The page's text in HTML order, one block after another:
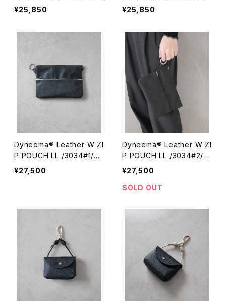
軽量ダイニーマレザー2WA
Yサコッシュ
¥25,850
軽量ダイニーマレザー2WA
Yサコッシュ
¥25,850
Dyneema® Leather W ZI
P POUCH LL /3034#1/超
軽量ダイニーマレザーダブ
ルジップポーチLL
¥27,500
Dyneema® Leather W ZI
P POUCH LL /3034#2/超
軽量ダイニーマレザーダブ
ルジップポーチLL
¥27,500
SOLD OUT